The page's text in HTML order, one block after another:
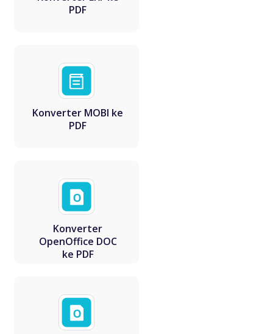
PDF
Konverter MOBI ke
PDF
Konverter
OpenOffice DOC
ke PDF